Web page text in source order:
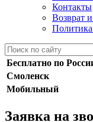
Контакты
Возврат
Бесплатно по
Смоленск
Мобильный
Заявка на